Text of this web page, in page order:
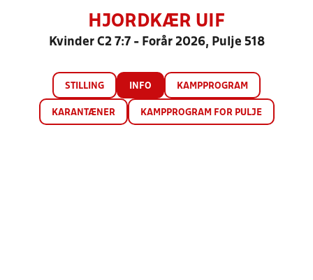
HJORDKÆR UIF
Kvinder C2 7:7 - Forår 2026, Pulje 518
STILLING INFO KAMPPROGRAM
KARANTÆNER KAMPPROGRAM FOR PULJE